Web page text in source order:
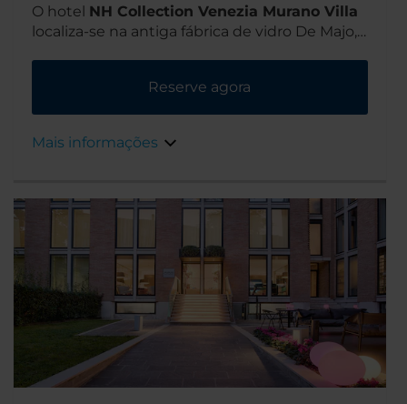
O hotel NH Collection Venezia Murano Villa
localiza-se na antiga fábrica de vidro De Majo,
lo-á até à Veneza continental.
Reserve agora
Mais informações